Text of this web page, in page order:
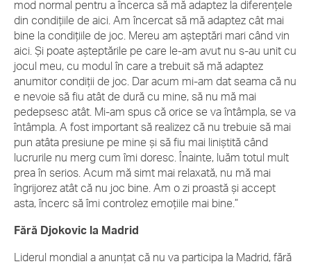
mod normal pentru a încerca să mă adaptez la diferențele
din condițiile de aici. Am încercat să mă adaptez cât mai
bine la condițiile de joc. Mereu am așteptări mari când vin
aici. Și poate așteptările pe care le-am avut nu s-au unit cu
jocul meu, cu modul în care a trebuit să mă adaptez
anumitor condiții de joc. Dar acum mi-am dat seama că nu
e nevoie să fiu atât de dură cu mine, să nu mă mai
pedepsesc atât. Mi-am spus că orice se va întâmpla, se va
întâmpla. A fost important să realizez că nu trebuie să mai
pun atâta presiune pe mine și să fiu mai liniștită când
lucrurile nu merg cum îmi doresc. Înainte, luăm totul mult
prea în serios. Acum mă simt mai relaxată, nu mă mai
îngrijorez atât că nu joc bine. Am o zi proastă și accept
asta, încerc să îmi controlez emoțiile mai bine.”
Fără Djokovic la Madrid
Liderul mondial a anunțat că nu va participa la Madrid, fără